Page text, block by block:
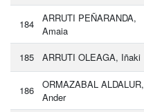
184
ARRUTI PEÑARANDA,
Amaia
185 ARRUTI OLEAGA, Iñaki
186
ORMAZABAL ALDALUR,
Ander